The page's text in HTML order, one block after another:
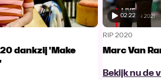
dankzij 'Make
02:22
RIP 2020
Marc Van
Bekijk nu de